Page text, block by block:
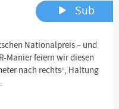
Sub
Nationalpreis – und
Manier feiern wir diesen
nach rechts“, Haltung